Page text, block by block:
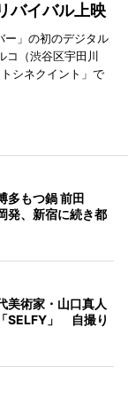
バイバル上映
ー」の初のデジタル
コ（渋谷区宇田川
シネクイント」で
多もつ鍋 前田
、新宿に続き都
美術家・山口真人
SELFY」 自撮り